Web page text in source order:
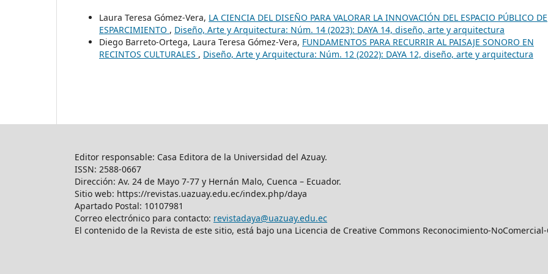
Laura Teresa Gómez-Vera, LA CIENCIA DEL DISEÑO PARA VALORAR LA INNOVACIÓN DEL ESPACIO PÚBLICO DE
ESPARCIMIENTO , Diseño, Arte y Arquitectura: Núm. 14 (2023): DAYA 14, diseño, arte y arquitectura
Diego Barreto-Ortega, Laura Teresa Gómez-Vera, FUNDAMENTOS PARA RECURRIR AL PAISAJE SONORO EN
RECINTOS CULTURALES , Diseño, Arte y Arquitectura: Núm. 12 (2022): DAYA 12, diseño, arte y arquitectura
Editor responsable: Casa Editora de la Universidad del Azuay.
ISSN: 2588-0667
Dirección: Av. 24 de Mayo 7-77 y Hernán Malo, Cuenca – Ecuador.
Sitio web: https://revistas.uazuay.edu.ec/index.php/daya
Apartado Postal: 10107981
Correo electrónico para contacto: revistadaya@uazuay.edu.ec
El contenido de la Revista de este sitio, está bajo una Licencia de Creative Commons Reconocimiento-